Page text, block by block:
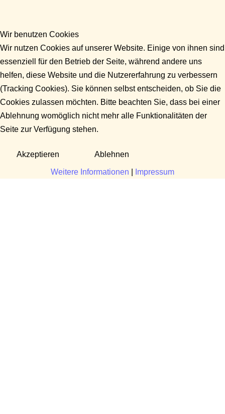
Wir benutzen Cookies
Wir nutzen Cookies auf unserer Website. Einige von ihnen sind
essenziell für den Betrieb der Seite, während andere uns
helfen, diese Website und die Nutzererfahrung zu verbessern
(Tracking Cookies). Sie können selbst entscheiden, ob Sie die
Cookies zulassen möchten. Bitte beachten Sie, dass bei einer
Ablehnung womöglich nicht mehr alle Funktionalitäten der
Seite zur Verfügung stehen.
Akzeptieren Ablehnen
Weitere Informationen Impressum